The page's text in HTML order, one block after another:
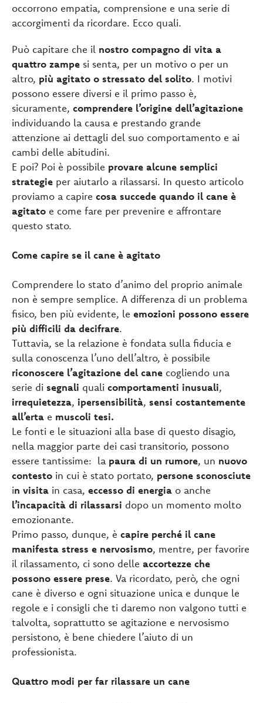
occorrono empatia, comprensione e una serie di
accorgimenti da ricordare. Ecco quali.
Può capitare che il nostro compagno di vita a
quattro zampe si senta, per un motivo o per un
altro, più agitato o stressato del solito. I motivi
possono essere diversi e il primo passo è,
sicuramente, comprendere l’origine dell’agitazione
individuando la causa e prestando grande
attenzione ai dettagli del suo comportamento e ai
cambi delle abitudini.
E poi? Poi è possibile provare alcune semplici
strategie per aiutarlo a rilassarsi. In questo articolo
proviamo a capire cosa succede quando il cane è
agitato e come fare per prevenire e affrontare
questo stato.
Come capire se il cane è agitato
Comprendere lo stato d’animo del proprio animale
non è sempre semplice. A differenza di un problema
fisico, ben più evidente, le emozioni possono essere
più difficili da decifrare.
Tuttavia, se la relazione è fondata sulla fiducia e
sulla conoscenza l’uno dell’altro, è possibile
riconoscere l’agitazione del cane cogliendo una
serie di segnali quali comportamenti inusuali,
irrequietezza, ipersensibilità, sensi costantemente
all’erta e muscoli tesi.
Le fonti e le situazioni alla base di questo disagio,
nella maggior parte dei casi transitorio, possono
essere tantissime: la paura di un rumore, un nuovo
contesto in cui è stato portato, persone sconosciute
in visita in casa, eccesso di energia o anche
l’incapacità di rilassarsi dopo un momento molto
emozionante.
Primo passo, dunque, è capire perché il cane
manifesta stress e nervosismo, mentre, per favorire
il rilassamento, ci sono delle accortezze che
possono essere prese. Va ricordato, però, che ogni
cane è diverso e ogni situazione unica e dunque le
regole e i consigli che ti daremo non valgono tutti e
talvolta, soprattutto se agitazione e nervosismo
persistono, è bene chiedere l’aiuto di un
professionista.
Quattro modi per far rilassare un cane